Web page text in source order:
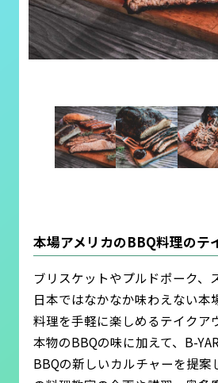
本場アメリカのBBQ料理のテ
ブリスケットやプルドポーク、
日本ではなかなか味わえない本
料理を手軽に楽しめるテイクア
本物のBBQの味に加えて、B-
BBQの新しいカルチャーを提案